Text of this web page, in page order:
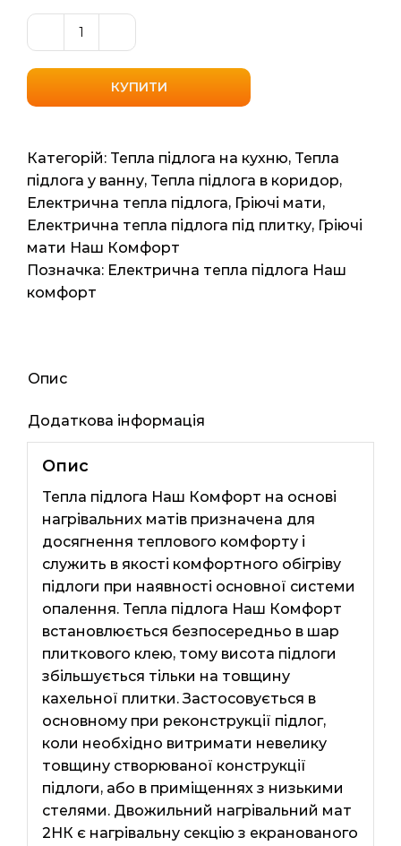
Нагрівальний
мат
"Наш
комфорт"
450
Вт/3,0
кв.м
кількість
КУПИТИ
Категорій: Тепла підлога на кухню, Тепла
підлога у ванну, Тепла підлога в коридор,
Електрична тепла підлога, Гріючі мати,
Електрична тепла підлога під плитку, Гріючі
мати Наш Комфорт
Позначка: Електрична тепла підлога Наш
комфорт
Опис
Додаткова інформація
Опис
Тепла підлога Наш Комфорт на основі
нагрівальних матів призначена для
досягнення теплового комфорту і
служить в якості комфортного обігріву
підлоги при наявності основної системи
опалення. Тепла підлога Наш Комфорт
встановлюється безпосередньо в шар
плиткового клею, тому висота підлоги
збільшується тільки на товщину
кахельної плитки. Застосовується в
основному при реконструкції підлог,
коли необхідно витримати невелику
товщину створюваної конструкції
підлоги, або в приміщеннях з низькими
стелями. Двожильний нагрівальний мат
2НК є нагрівальну секцію з екранованого